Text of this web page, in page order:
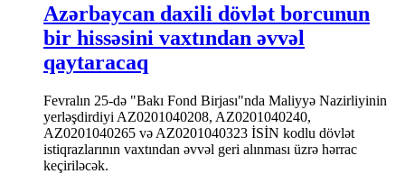
Azərbaycan daxili dövlət borcunun
bir hissəsini vaxtından əvvəl
qaytaracaq
Fevralın 25-də "Bakı Fond Birjası"nda Maliyyə Nazirliyinin
yerləşdirdiyi AZ0201040208, AZ0201040240,
AZ0201040265 və AZ0201040323 İSİN kodlu dövlət
istiqrazlarının vaxtından əvvəl geri alınması üzrə hərrac
keçiriləcək.